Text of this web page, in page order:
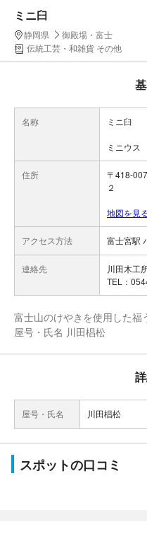
ミニ臼
静岡県
御殿場・富士
伝統工芸・和雑貨 その他
名称 ミニ臼
ミニウス
住所
〒418-
２
地図を見
アクセス方法 富士宮駅
連絡先
川田木工
TEL：
富士山のけやきを使用した
屋号・氏名 川田椙松
屋号・氏名 川田椙松
スポットの口コミ